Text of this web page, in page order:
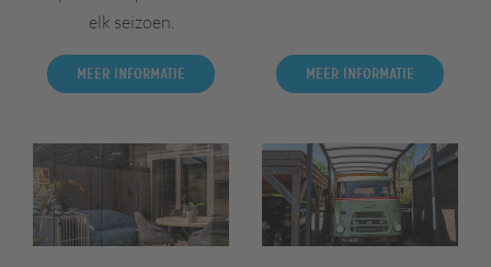
elk seizoen.
Meer informatie Meer informatie